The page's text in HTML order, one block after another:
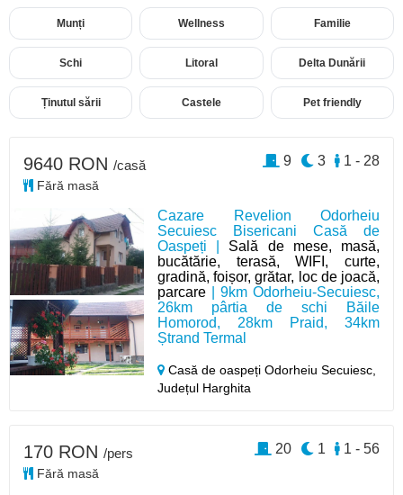
Munți Wellness Familie
Schi Litoral Delta Dunării
Ținutul sării Castele Pet friendly
Cazare Revelion Odorheiu
Secuiesc Bisericani Casă de
Oaspeți | Sală de mese, masă,
bucătărie, terasă, WIFI, curte,
gradină, foișor, grătar, loc de joacă,
parcare | 9km Odorheiu-Secuiesc,
26km pârtia de schi Băile
Homorod, 28km Praid, 34km
Ștrand Termal
Casă de oaspeți Odorheiu Secuiesc,
Județul Harghita
9640 RON /casă
Fără masă
1 - 28
3
9
170 RON /pers
Fără masă
1 - 56
1
20